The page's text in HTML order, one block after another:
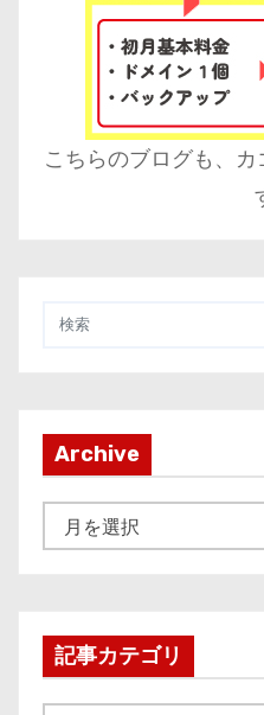
こちらのブログも、
Archive
r
v
記事カテゴリ